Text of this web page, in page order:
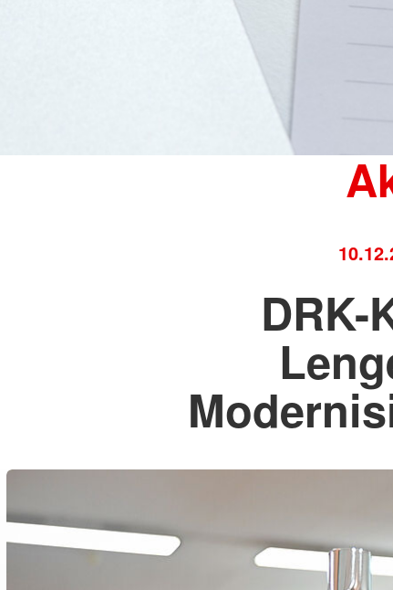
DRK-Hausnotruf im Tecklenburger
DRK-